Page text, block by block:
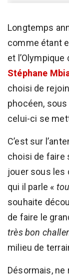
Longtemps
comme étant
et l’Olympique
Stéphane
choisi de
phocéen,
celui-ci se
C’est sur
choisi de faire
jouer sous les
qui il parle «
souhaite
de faire le
très bon
milieu de
Désormais, ne